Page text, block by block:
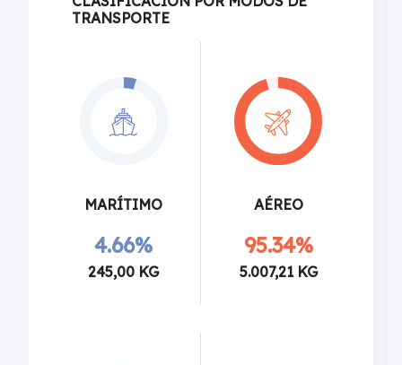
TRANSPORTE
MARÍTIMO
4.66%
245,00 KG
AÉREO
95.34%
5.007,21 KG